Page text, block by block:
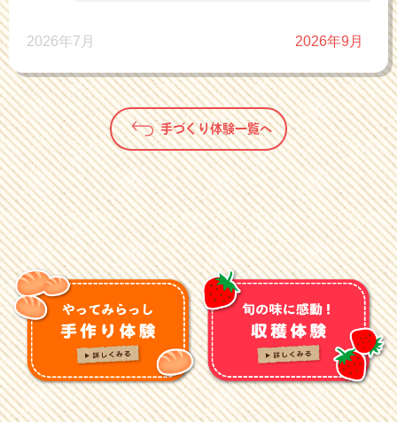
2026年7月 2026年9月
手づくり体験一覧へ